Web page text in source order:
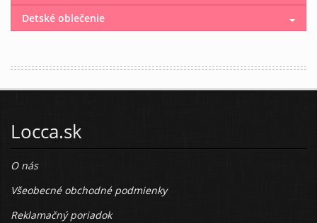
Detské oblečenie
Locca.sk
O nás
Všeobecné obchodné podmienky
Reklamačný poriadok